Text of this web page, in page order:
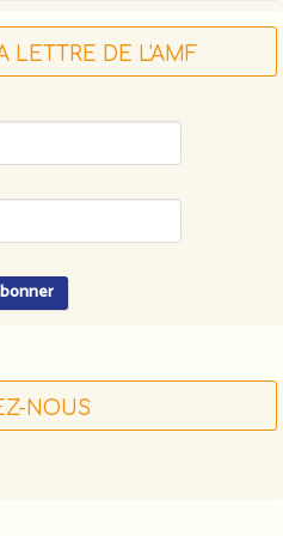
LETTRE DE L'AMF
NOUS